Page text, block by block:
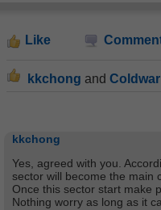
Like
kkchong and Coldwar
kkchong
Yes, agreed with you.
sector will become the main
Once this sector start make
Nothing worry as long as it